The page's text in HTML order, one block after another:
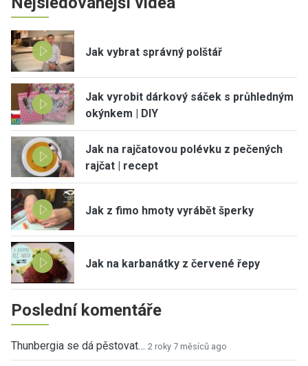
Jak vybrat správný polštář
Jak vyrobit dárkový sáček s průhledným
okýnkem | DIY
Jak na rajčatovou polévku z pečených
rajčat | recept
Jak z fimo hmoty vyrábět šperky
Jak na karbanátky z červené řepy
Poslední komentáře
Thunbergia se dá pěstovat… 2 roky 7 měsíců ago